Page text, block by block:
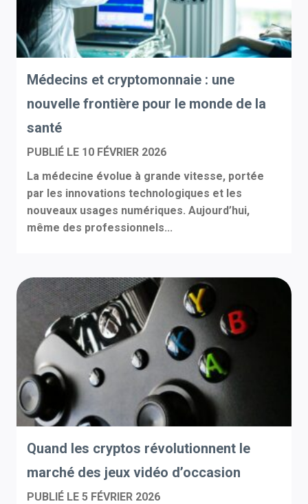
Médecins et cryptomonnaie : une
nouvelle frontière pour le monde de la
santé
PUBLIÉ LE 10 FÉVRIER 2026
La médecine évolue à grande vitesse, portée
par les innovations technologiques et les
nouveaux usages numériques. Aujourd’hui,
même des professionnels...
Quand les cryptos révolutionnent le
marché des jeux vidéo d’occasion
PUBLIÉ LE 5 FÉVRIER 2026